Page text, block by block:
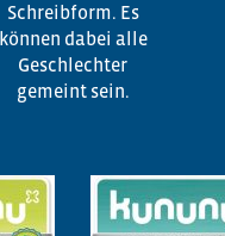
Schreibform. Es
können dabei alle
Geschlechter
gemeint sein.